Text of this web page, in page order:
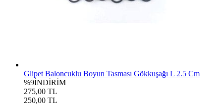
Glipet Baloncuklu Boyun Tasması Gökkuşağı L 2.5 Cm
%9İNDİRİM
275,00 TL
250,00 TL